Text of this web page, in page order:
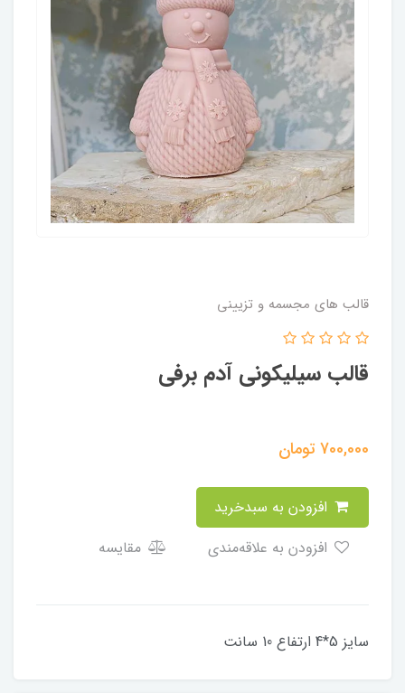
قالب های مجسمه و تزیینی
قالب سیلیکونی آدم برفی
700,000تومان
مقایسه
سایز 5*4 ارتفاع 10 سانت